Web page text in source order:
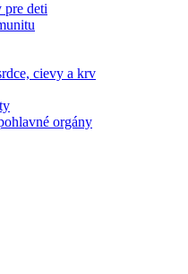
deti
cievy a krv
orgány